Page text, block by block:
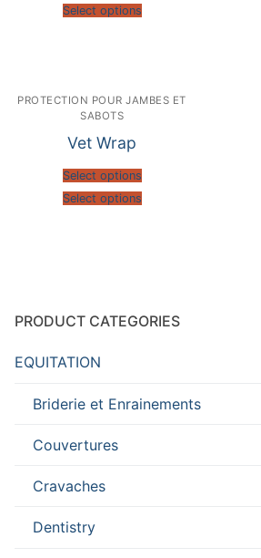
Select options
PROTECTION POUR JAMBES ET
SABOTS
Vet Wrap
Select options
Select options
PRODUCT CATEGORIES
EQUITATION
Briderie et Enrainements
Couvertures
Cravaches
Dentistry